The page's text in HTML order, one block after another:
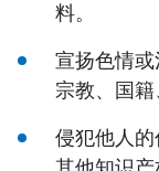
料。
宣扬色情或
宗教、国籍
侵犯他人